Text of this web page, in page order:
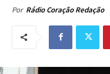
Por Rádio Coração Redação